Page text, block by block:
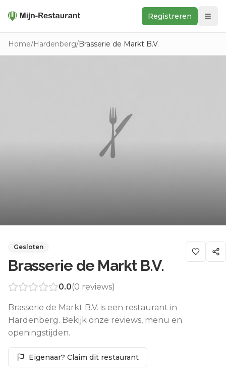
Registreren
Zoeken
Home/Hardenberg/Brasserie de Markt B.V.
Gesloten
Brasserie de Markt B.V.
0.0(0 reviews)
Brasserie de Markt B.V. is een restaurant in
Hardenberg. Bekijk onze reviews, menu en
openingstijden.
Eigenaar? Claim dit restaurant